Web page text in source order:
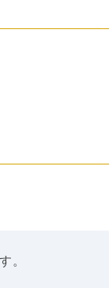
。